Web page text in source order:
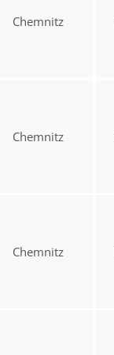
Chemnitz
Chemnitz
Chemnitz